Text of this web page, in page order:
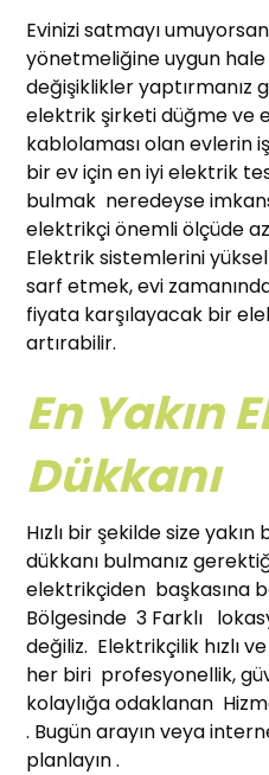
Evinizi satmayı
yönetmeliğine uygun
değişiklikler yaptırmanız
elektrik şirketi düğme ve
kablolaması olan evlerin
bir ev için en iyi elektrik
bulmak neredeyse
elektrikçi önemli ölçüde
Elektrik sistemlerini
sarf etmek, evi
fiyata karşılayacak bir
artırabilir.
En Yakın
Dükkanı
Hızlı bir şekilde size
dükkanı bulmanız
elektrikçiden başkasına
Bölgesinde 3 Farklı
değiliz. Elektrikçilik hızlı
her biri profesyonellik,
kolaylığa odaklanan
. Bugün arayın veya
planlayın .